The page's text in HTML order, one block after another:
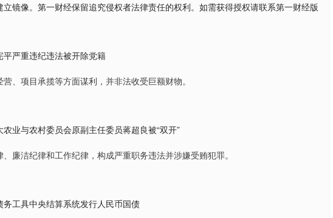
镜像。第一财经保留追究侵权者法律责任的权利。如需获得授权请联系第一财经版
严重违纪违法被开除党籍
、项目承揽等方面谋利，并非法收受巨额财物。
业与农村委员会原副主任委员蒋超良被“双开”
廉洁纪律和工作纪律，构成严重职务违法并涉嫌受贿犯罪。
工具中央结算系统发行人民币国债